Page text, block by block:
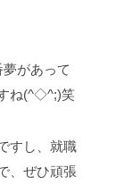
があって
ね(^◇^;)笑
すし、就職
、ぜひ頑張